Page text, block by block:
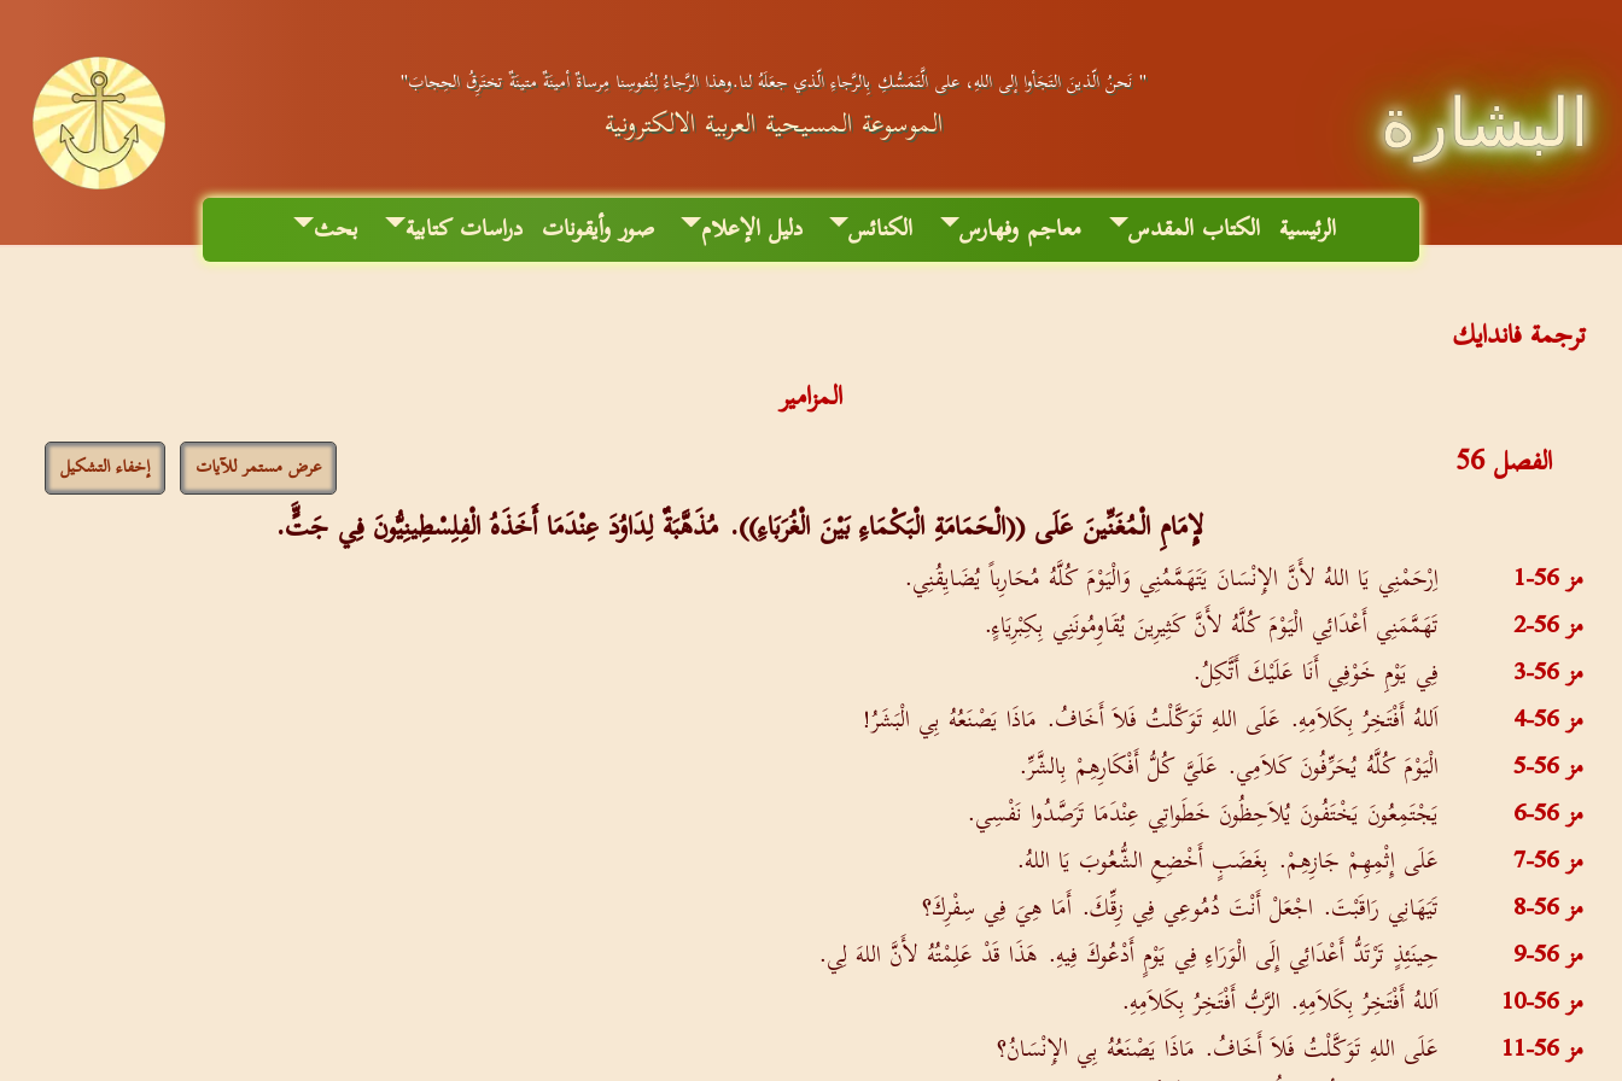
البشارة
" نَحنُ الّذينَ التَجَأوا إلى اللهِ، على الَّتَمَسُّكِ بِالرَّجاءِ الّذي جعَلَهُ لنا.وهذا الرَّجاءُ لِنُفوسِنا مِرساةٌ أمينَةٌ متينَةٌ تختَرِقُ الحِجابَ"
الموسوعة المسيحية العربية الالكترونية
الرئيسية الكتاب المقدس معاجم وفهارس الكنائس دليل الإعلام صور وأيقونات دراسات كتابية بحث
ترجمة فاندايك
المزامير
الفصل56 عرض مستمر للآيات إخفاء التشكيل
لإِمَامِ الْمُغَنِّينَ عَلَى ((الْحَمَامَةِ الْبَكْمَاءِ بَيْنَ الْغُرَبَاءِ)). مُذَهَّبَةٌ لِدَاوُدَ عِنْدَمَا أَخَذَهُ الْفِلِسْطِينِيُّونَ فِي جَتٍَّ.
مز 56-1
اِرْحَمْنِي يَا اللهُ لأَنَّ الإِنْسَانَ يَتَهَمَّمُنِي وَالْيَوْمَ كُلَّهُ مُحَارِباً يُضَايِقُنِي.
مز 56-2
تَهَمَّمَنِي أَعْدَائِي الْيَوْمَ كُلَّهُ لأَنَّ كَثِيرِينَ يُقَاوِمُونَنِي بِكِبْرِيَاءٍ.
مز 56-3
فِي يَوْمِ خَوْفِي أَنَا عَلَيْكَ أَتَّكِلُ.
مز 56-4
اَللهُ أَفْتَخِرُ بِكَلاَمِهِ. عَلَى اللهِ تَوَكَّلْتُ فَلاَ أَخَافُ. مَاذَا يَصْنَعُهُ بِي الْبَشَرُ!
مز 56-5
الْيَوْمَ كُلَّهُ يُحَرِّفُونَ كَلاَمِي. عَلَيَّ كُلُّ أَفْكَارِهِمْ بِالشَّرِّ.
مز 56-6
يَجْتَمِعُونَ يَخْتَفُونَ يُلاَحِظُونَ خَطَواتِي عِنْدَمَا تَرَصَّدُوا نَفْسِي.
مز 56-7
عَلَى إِثْمِهِمْ جَازِهِمْ. بِغَضَبٍ أَخْضِعِ الشُّعُوبَ يَا اللهُ.
مز 56-8
تَيَهَانِي رَاقَبْتَ. اجْعَلْ أَنْتَ دُمُوعِي فِي زِقِّكَ. أَمَا هِيَ فِي سِفْرِكَ؟
مز 56-9
حِينَئِذٍ تَرْتَدُّ أَعْدَائِي إِلَى الْوَرَاءِ فِي يَوْمٍ أَدْعُوكَ فِيهِ. هَذَا قَدْ عَلِمْتُهُ لأَنَّ اللهَ لِي.
مز 56-10
اَللهُ أَفْتَخِرُ بِكَلاَمِهِ. الرَّبُّ أَفْتَخِرُ بِكَلاَمِهِ.
مز 56-11
عَلَى اللهِ تَوَكَّلْتُ فَلاَ أَخَافُ. مَاذَا يَصْنَعُهُ بِي الإِنْسَانُ؟